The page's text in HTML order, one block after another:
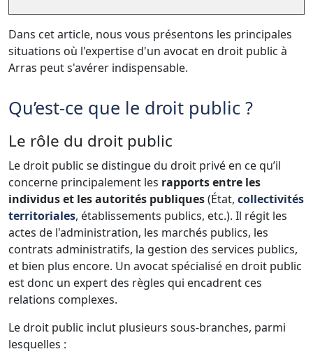
Dans cet article, nous vous présentons les principales
situations où l'expertise d'un avocat en droit public à
Arras peut s'avérer indispensable.
Qu’est-ce que le droit public ?
Le rôle du droit public
Le droit public se distingue du droit privé en ce qu’il
concerne principalement les rapports entre les
individus et les autorités publiques(État, collectivités
territoriales, établissements publics, etc.). Il régit les
actes de l'administration, les marchés publics, les
contrats administratifs, la gestion des services publics,
et bien plus encore. Un avocat spécialisé en droit public
est donc un expert des règles qui encadrent ces
relations complexes.
Le droit public inclut plusieurs sous-branches, parmi
lesquelles :